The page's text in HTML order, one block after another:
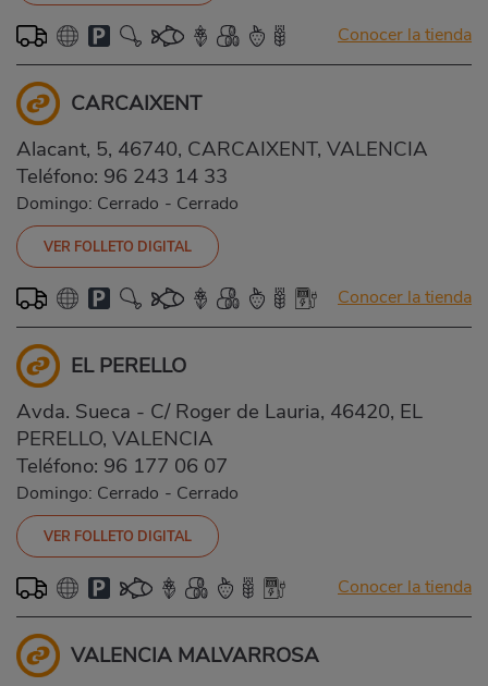
Conocer la tienda
CARCAIXENT
Alacant, 5, 46740, CARCAIXENT, VALENCIA
Teléfono: 96 243 14 33
Domingo: Cerrado - Cerrado
VER FOLLETO DIGITAL
Conocer la tienda
EL PERELLO
Avda. Sueca - C/ Roger de Lauria, 46420, EL
PERELLO, VALENCIA
Teléfono: 96 177 06 07
Domingo: Cerrado - Cerrado
VER FOLLETO DIGITAL
Conocer la tienda
VALENCIA MALVARROSA